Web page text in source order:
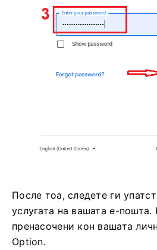
После тоа, следете ги
услугата на вашата е-пошта.
пренасочени кон вашата
Option.